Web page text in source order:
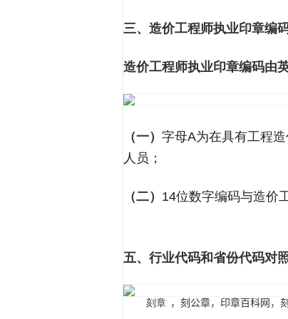
三、 造价工程师执业印章编
造价工程师执业印章编码由
（一） 字母A为在具有工程
人员；
（二） 14位数字编码与造价
五、行业代码和省份代码对
刻章 ， 刻公章， 印章百科网，